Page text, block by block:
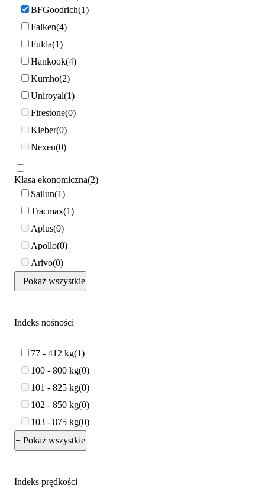
BFGoodrich 1
Falken 4
Fulda 1
Hankook 4
Kumho 2
Uniroyal 1
Firestone 0
Kleber 0
Nexen 0
Klasa ekonomiczna 2
Sailun 1
Tracmax 1
Aplus 0
Apollo 0
Arivo 0
+ Pokaż wszystkie
Indeks nośności
77 - 412 kg 1
100 - 800 kg 0
101 - 825 kg 0
102 - 850 kg 0
103 - 875 kg 0
+ Pokaż wszystkie
Indeks prędkości